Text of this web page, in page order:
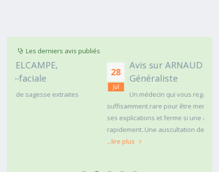
Les derniers avis publiés
28
Avis sur ARNAUD FAURIE, Médecin
Un médecin qui vous regarde dans les yeux c'est
suffisamment rare pour être mentionné. Posé,clair dans
ses explications et ferme si une action doit être menée
rapidement..Une auscultation de bas